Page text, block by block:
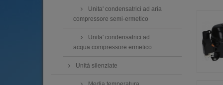
Unita' condensatrici ad aria
compressore semi-ermetico
Unita' condensatrici ad
acqua compressore ermetico
Unità silenziate